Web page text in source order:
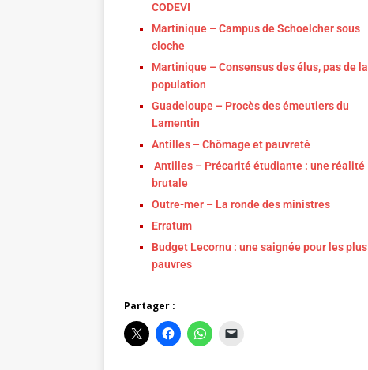
CODEVI
Martinique – Campus de Schoelcher sous
cloche
Martinique – Consensus des élus, pas de la
population
Guadeloupe – Procès des émeutiers du
Lamentin
Antilles – Chômage et pauvreté
Antilles – Précarité étudiante : une réalité
brutale
Outre-mer – La ronde des ministres
Erratum
Budget Lecornu : une saignée pour les plus
pauvres
Partager :